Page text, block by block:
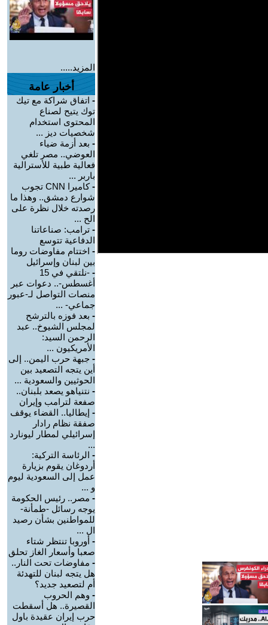
المزيد.....
أخبار عامة
- اتفاق شراكة مع تيك
توك يتيح لصناع
المحتوى استخدام
شخصيات ديز ...
- بعد أزمة ضياء
العوضي.. مصر تلغي
فعالية طبية للأسترالية
باربر ...
-
كاميرا CNN تجوب
شوارع دمشق.. وهذا ما
رصدته خلال نظرة على
الح ...
- ترامب: صناعاتنا
الدفاعية تتوسع
- اختتام مفاوضات روما
بين لبنان وإسرائيل
-
-نلتقي في 15
أغسطس-.. دعوات عبر
منصات التواصل لـ-عبور
جماعي- ...
- بعد فوزه بالترشح
لمجلس الشيوخ.. عبد
الرحمن السيد:
الأمريكيون ...
- جبهة حرب اليمن.. إلى
أين يتجه التصعيد بين
الحوثيين والسعودية ...
- نتنياهو يصعد بلبنان..
صفعة لترامب وإيران
- إيطاليا.. القضاء يوقف
صفقة نظام رادار
إسرائيلي لمطار ليونارد
...
- الرئاسة التركية:
أردوغان يقوم بزيارة
عمل إلى السعودية ليوم
و ...
- مصر.. رئيس الحكومة
يوجه رسائل -طمأنة-
للمواطنين بشأن رصيد
ال ...
- أوروبا تنتظر شتاء
صعبا وأسعار الغاز تحلق
- مفاوضات تحت النار..
هل يتجه لبنان للتهدئة
أم لتصعيد جديد؟
- وهم الحروب
القصيرة.. هل أسقطت
حرب إيران عقيدة باول